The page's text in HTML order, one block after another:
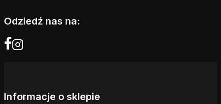
Odziedź nas na:
Informacje o sklepie